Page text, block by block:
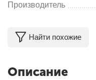
Производитель
Найти похожие
Описание